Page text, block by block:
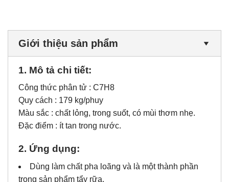
Giới thiệu sản phẩm
1. Mô tả chi tiết:
Công thức phân tử : C7H8
Quy cách : 179 kg/phuy
Màu sắc : chất lỏng, trong suốt, có mùi thơm nhẹ.
Đặc điểm : ít tan trong nước.
2. Ứng dụng:
Dùng làm chất pha loãng và là một thành phần
trong sản phẩm tẩy rữa.